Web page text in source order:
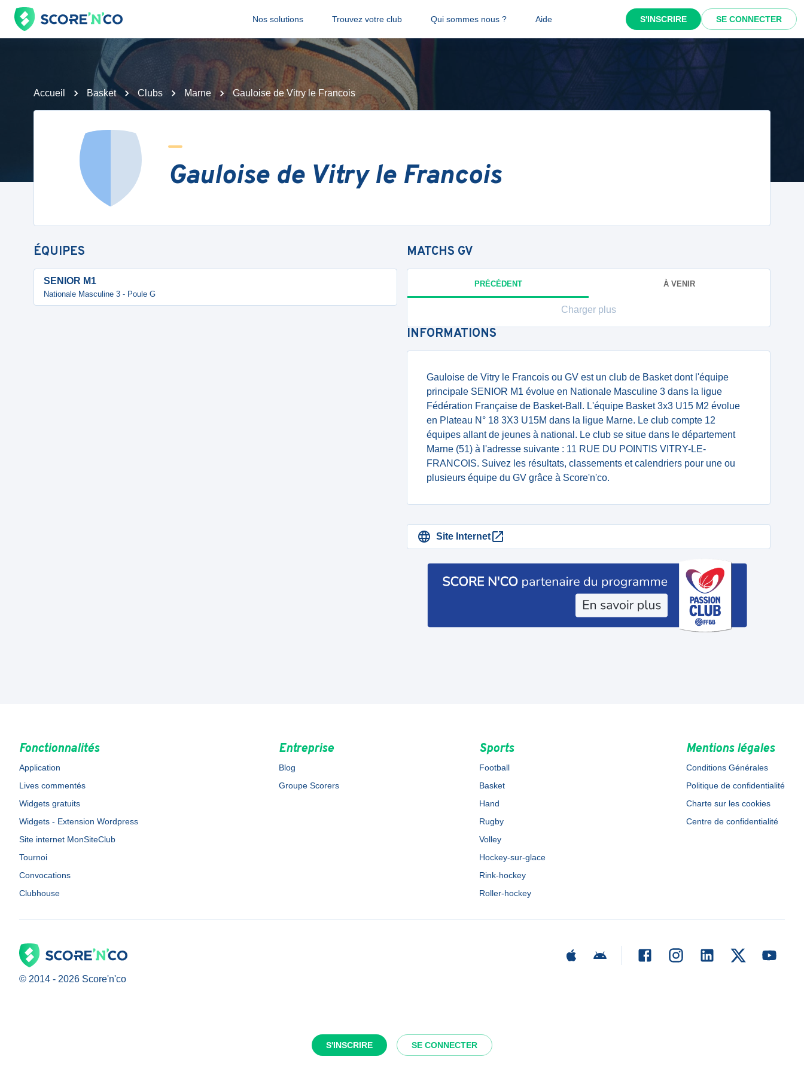
Nos solutions Trouvez votre club Qui sommes nous ? Aide S'INSCRIRE SE CONNECTER
S'INSCRIRE SE CONNECTER
Accueil Basket Clubs Marne Gauloise de Vitry le Francois
Gauloise de Vitry le Francois
ÉQUIPES
SENIOR M1
Nationale Masculine 3 - Poule G
MATCHS GV
PRÉCÉDENT À VENIR
Charger plus
INFORMATIONS
Gauloise de Vitry le Francois ou GV est un club de Basket dont l'équipe
principale SENIOR M1 évolue en Nationale Masculine 3 dans la ligue
Fédération Française de Basket-Ball. L'équipe Basket 3x3 U15 M2 évolue
en Plateau N° 18 3X3 U15M dans la ligue Marne. Le club compte 12
équipes allant de jeunes à national. Le club se situe dans le département
Marne (51) à l'adresse suivante : 11 RUE DU POINTIS VITRY-LE-
FRANCOIS. Suivez les résultats, classements et calendriers pour une ou
plusieurs équipe du GV grâce à Score'n'co.
Site Internet
Fonctionnalités
Application
Lives commentés
Widgets gratuits
Widgets - Extension Wordpress
Site internet MonSiteClub
Tournoi
Convocations
Clubhouse
Entreprise
Blog
Groupe Scorers
Sports
Football
Basket
Hand
Rugby
Volley
Hockey-sur-glace
Rink-hockey
Roller-hockey
Mentions légales
Conditions Générales
Politique de confidentialité
Charte sur les cookies
Centre de confidentialité
© 2014 - 2026 Score'n'co